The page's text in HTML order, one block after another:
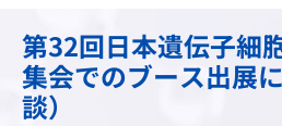
第32回日本遺伝子細
集会でのブース出展
談）